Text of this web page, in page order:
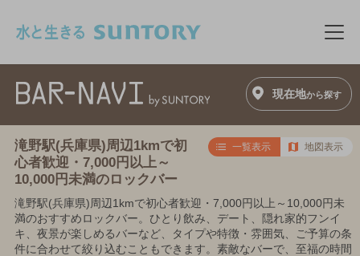
メ
現在地から探す
滝野駅(兵庫県)周辺1kmで初
心者歓迎・7,000円以上～
10,000円未満のロックバー
一覧表示 地図表示
滝野駅(兵庫県)周辺1kmで初心者歓迎・7,000円以上～10,000円未
満のおすすめロックバー。ひとり飲み、デート、隠れ家的フンイ
キ、夜景が楽しめるバーなど、タイプや特徴・雰囲気、ご予算の条
件に合わせて絞り込むこともできます。素敵なバーで、至福の時間